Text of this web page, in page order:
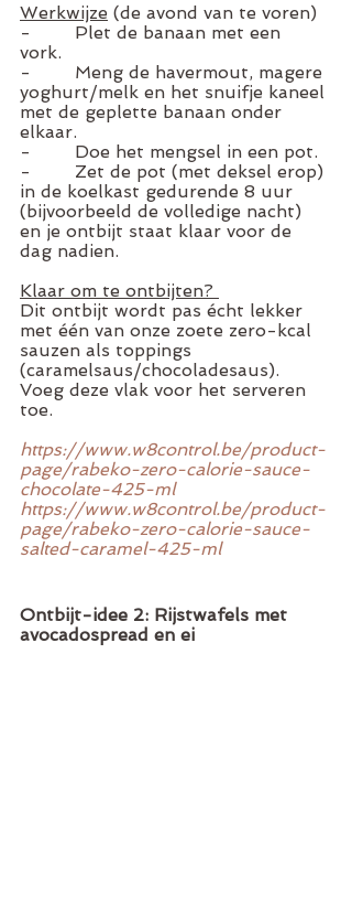
Werkwijze (de avond van te voren)
-        Plet de banaan met een
vork.
-        Meng de havermout, magere
yoghurt/melk en het snuifje kaneel
met de geplette banaan onder
elkaar.
-        Doe het mengsel in een pot.
-        Zet de pot (met deksel erop)
in de koelkast gedurende 8 uur
(bijvoorbeeld de volledige nacht)
en je ontbijt staat klaar voor de
dag nadien.
Klaar om te ontbijten?
Dit ontbijt wordt pas écht lekker
met één van onze zoete zero-kcal
sauzen als toppings
(caramelsaus/chocoladesaus).
Voeg deze vlak voor het serveren
toe.
https://www.w8control.be/product-
page/rabeko-zero-calorie-sauce-
chocolate-425-ml
https://www.w8control.be/product-
page/rabeko-zero-calorie-sauce-
salted-caramel-425-ml
Ontbijt-idee 2: Rijstwafels met
avocadospread en ei